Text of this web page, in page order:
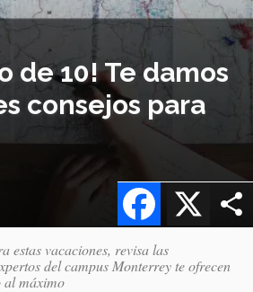
de 10! Te damos
consejos para
X
Facebook
estas vacaciones, revisa las
del campus Monterrey te ofrecen
al máximo